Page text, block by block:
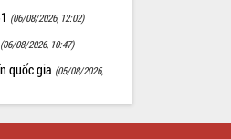
(06/08/2026, 12:02)
(06/08/2026, 10:47)
quốc gia (05/08/2026,